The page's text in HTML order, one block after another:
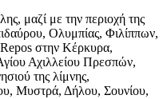
μαζί με την περιοχή της
Ολυμπίας, Φιλίππων,
στην Κέρκυρα,
Αχιλλείου Πρεσπών,
της λίμνης,
Μυστρά, Δήλου, Σουνίου,